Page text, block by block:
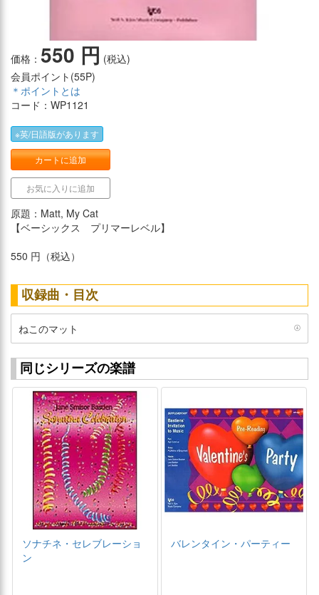
価格： 550 円 (税込)
会員ポイント(55P)
＊ポイントとは
コード：WP1121
※英/日語版があります
カートに追加
お気に入りに追加
原題：Matt, My Cat
【ベーシックス プリマーレベル】
550 円（税込）
収録曲・目次
ねこのマット
同じシリーズの楽譜
ソナチネ・セレブレーショ
ン
バレンタイン・パーティー